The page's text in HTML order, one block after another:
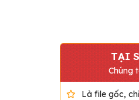
TẠI
Chúng
Là file gốc,